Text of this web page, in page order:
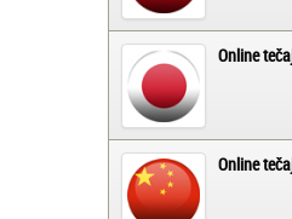
Online
Online